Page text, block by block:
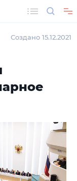
Создано 15.12.2021